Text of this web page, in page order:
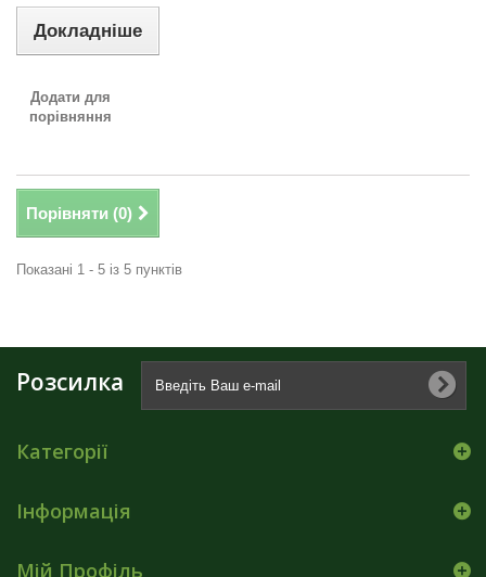
Докладніше
Додати для
порівняння
Порівняти (0)
Показані 1 - 5 із 5 пунктів
Розсилка
Категорії
Інформація
Мій Профіль